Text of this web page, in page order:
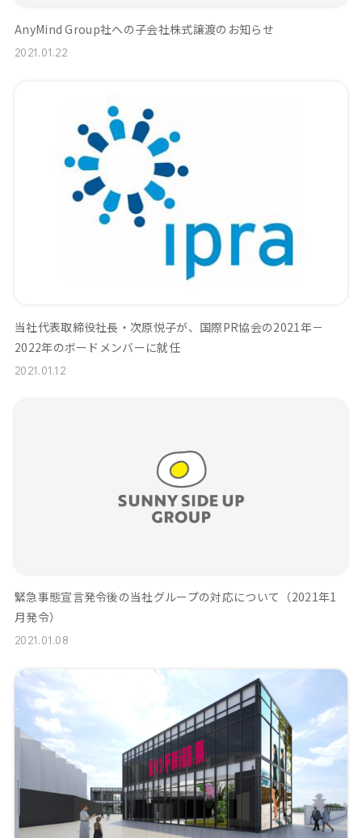
AnyMind Group社への子会社株式譲渡のお知らせ
2021.01.22
当社代表取締役社長・次原悦子が、国際PR協会の2021年－
2022年のボードメンバーに就任
2021.01.12
緊急事態宣言発令後の当社グループの対応について（2021年1
月発令）
2021.01.08